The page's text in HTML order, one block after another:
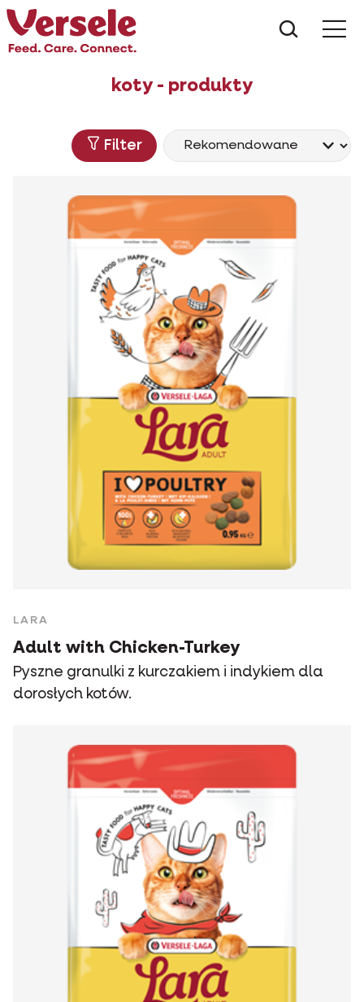
koty - produkty
Filter
LARA
Adult with Chicken-Turkey
Pyszne granulki z kurczakiem i indykiem dla
dorosłych kotów.